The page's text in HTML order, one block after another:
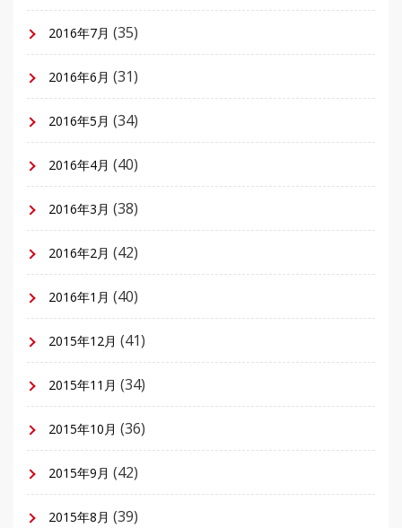
2016年7月 (35)
2016年6月 (31)
2016年5月 (34)
2016年4月 (40)
2016年3月 (38)
2016年2月 (42)
2016年1月 (40)
2015年12月 (41)
2015年11月 (34)
2015年10月 (36)
2015年9月 (42)
2015年8月 (39)